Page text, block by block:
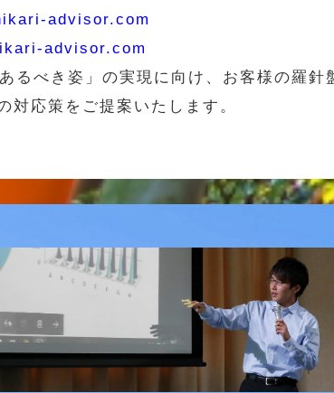
advisor.com
advisor.com
るべき姿」の実現に向け、お客様の羅
対応策をご提案いたします。